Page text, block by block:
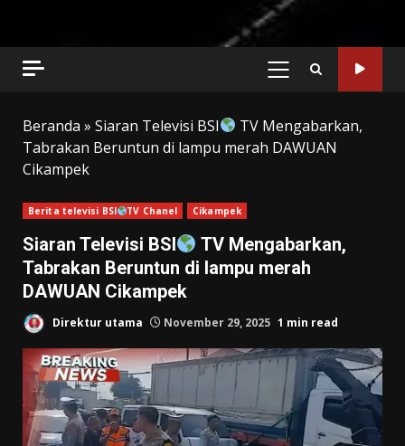
PRIMARY
Beranda » Siaran Televisi BSI
TV Mengabarkan,
Tabrakan Beruntun di lampu merah DAWUAN
Cikampek
Berita televisi BSI TV Chanel Cikampek
Siaran Televisi BSI
TV Mengabarkan,
Tabrakan Beruntun di lampu merah
DAWUAN Cikampek
Direktur utama November 29, 2025 1 min read